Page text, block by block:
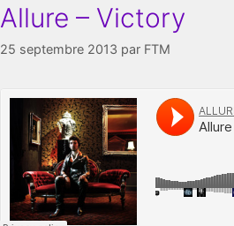
Allure – Victory
25 septembre 2013 par FTM